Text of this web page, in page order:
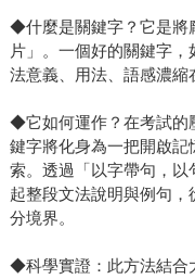
◆什麼是關鍵字？它是將
片」。一個好的關鍵字
法意義、用法、語感濃縮
◆它如何運作？在考試的
鍵字將化身為一把開啟
索。透過「以字帶句，
起整段文法說明與例句
分境界。
◆科學實證：此方法結合